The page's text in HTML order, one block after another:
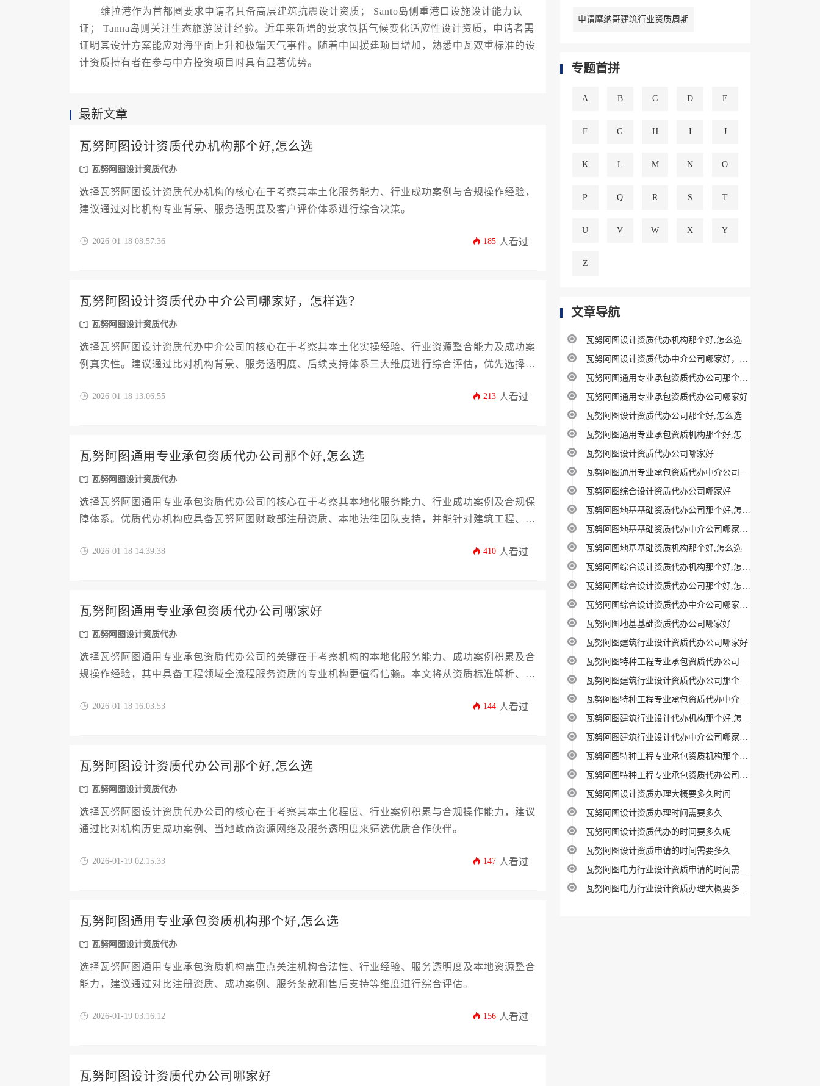
维拉港作为首都圈要求申请者具备高层建筑抗震设计资质； Santo岛侧重港口设施设计能力认
证； Tanna岛则关注生态旅游设计经验。近年来新增的要求包括气候变化适应性设计资质，申请者需
证明其设计方案能应对海平面上升和极端天气事件。随着中国援建项目增加，熟悉中瓦双重标准的设
计资质持有者在参与中方投资项目时具有显著优势。
最新文章
瓦努阿图设计资质代办机构那个好,怎么选
瓦努阿图设计资质代办
选择瓦努阿图设计资质代办机构的核心在于考察其本土化服务能力、行业成功案例与合规操作经验，
建议通过对比机构专业背景、服务透明度及客户评价体系进行综合决策。
2026-01-18 08:57:36 185 人看过
瓦努阿图设计资质代办中介公司哪家好，怎样选？
瓦努阿图设计资质代办
选择瓦努阿图设计资质代办中介公司的核心在于考察其本土化实操经验、行业资源整合能力及成功案
例真实性。建议通过比对机构背景、服务透明度、后续支持体系三大维度进行综合评估，优先选择拥
2026-01-18 13:06:55 213 人看过
瓦努阿图通用专业承包资质代办公司那个好,怎么选
瓦努阿图设计资质代办
选择瓦努阿图通用专业承包资质代办公司的核心在于考察其本地化服务能力、行业成功案例及合规保
障体系。优质代办机构应具备瓦努阿图财政部注册资质、本地法律团队支持，并能针对建筑工程、市
综合评估，避免因资质申请延误导致项目违约风险。
2026-01-18 14:39:38 410 人看过
瓦努阿图通用专业承包资质代办公司哪家好
瓦努阿图设计资质代办
选择瓦努阿图通用专业承包资质代办公司的关键在于考察机构的本地化服务能力、成功案例积累及合
规操作经验，其中具备工程领域全流程服务资质的专业机构更值得信赖。本文将从资质标准解析、服
2026-01-18 16:03:53 144 人看过
瓦努阿图设计资质代办公司那个好,怎么选
瓦努阿图设计资质代办
选择瓦努阿图设计资质代办公司的核心在于考察其本土化程度、行业案例积累与合规操作能力，建议
通过比对机构历史成功案例、当地政商资源网络及服务透明度来筛选优质合作伙伴。
2026-01-19 02:15:33 147 人看过
瓦努阿图通用专业承包资质机构那个好,怎么选
瓦努阿图设计资质代办
选择瓦努阿图通用专业承包资质机构需重点关注机构合法性、行业经验、服务透明度及本地资源整合
能力，建议通过对比注册资质、成功案例、服务条款和售后支持等维度进行综合评估。
2026-01-19 03:16:12 156 人看过
瓦努阿图设计资质代办公司哪家好
申请摩纳哥建筑行业资质周期
专题首拼
A B C D E
F G H I J
K L M N O
P Q R S T
U V W X Y
Z
文章导航
瓦努阿图设计资质代办机构那个好,怎么选
瓦努阿图设计资质代办中介公司哪家好，怎样选？
瓦努阿图通用专业承包资质代办公司那个好,怎么选
瓦努阿图通用专业承包资质代办公司哪家好
瓦努阿图设计资质代办公司那个好,怎么选
瓦努阿图通用专业承包资质机构那个好,怎么选
瓦努阿图设计资质代办公司哪家好
瓦努阿图通用专业承包资质代办中介公司哪家好，怎样选？
瓦努阿图综合设计资质代办公司哪家好
瓦努阿图地基基础资质代办公司那个好,怎么选
瓦努阿图地基基础资质代办中介公司哪家好，怎样选？
瓦努阿图地基基础资质机构那个好,怎么选
瓦努阿图综合设计资质代办机构那个好,怎么选
瓦努阿图综合设计资质代办公司那个好,怎么选
瓦努阿图综合设计资质代办中介公司哪家好，怎样选？
瓦努阿图地基基础资质代办公司哪家好
瓦努阿图建筑行业设计资质代办公司哪家好
瓦努阿图特种工程专业承包资质代办公司哪家好
瓦努阿图建筑行业设计资质代办公司那个好,怎么选
瓦努阿图特种工程专业承包资质代办中介公司哪家好，怎样选？
瓦努阿图建筑行业设计代办机构那个好,怎么选
瓦努阿图建筑行业设计代办中介公司哪家好，怎样选？
瓦努阿图特种工程专业承包资质机构那个好,怎么选
瓦努阿图特种工程专业承包资质代办公司那个好,怎么选
瓦努阿图设计资质办理大概要多久时间
瓦努阿图设计资质办理时间需要多久
瓦努阿图设计资质代办的时间要多久呢
瓦努阿图设计资质申请的时间需要多久
瓦努阿图电力行业设计资质申请的时间需要多久
瓦努阿图电力行业设计资质办理大概要多久时间